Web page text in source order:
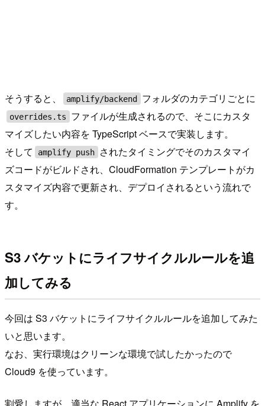
そうすると、 amplify/backend フォルダのカテゴリごとに
overrides.ts
ファイルが生成されるので、そこにカスタ
マイズしたい内容を TypeScript ベースで実装します。
そして
amplify push
されたタイミングでそのカスタマイ
ズコードがビルドされ、CloudFormation テンプレートがカ
スタマイズ内容で更新され、デプロイされるという流れで
す。
S3 バケットにライフサイクルルールを追
加してみる
今回は S3 バケットにライフサイクルルールを追加してみた
いと思います。
なお、実行環境はクリーンな環境で試したかったので
Cloud9 を使っています。